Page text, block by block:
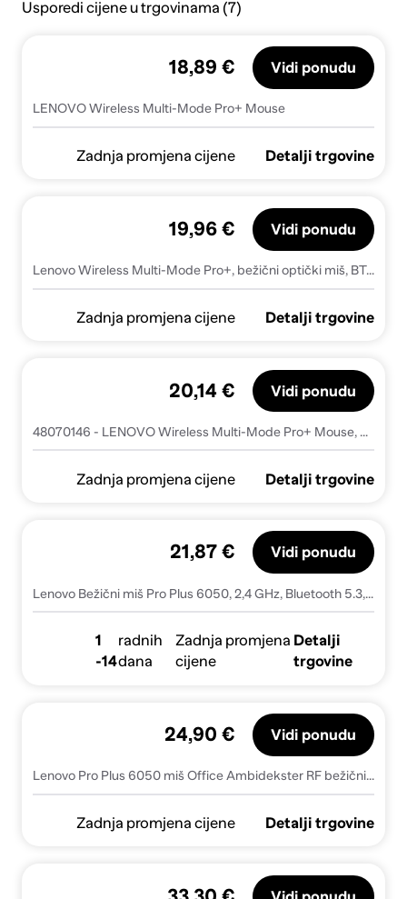
Usporedi cijene u trgovinama (7)
LENOVO Wireless Multi-Mode Pro+ Mouse
18,89 € Vidi ponudu
Zadnja promjena cijene Detalji trgovine
Lenovo Wireless Multi-Mode Pro+, bežični optički miš, BT, crni
19,96 € Vidi ponudu
Zadnja promjena cijene Detalji trgovine
48070146 - LENOVO Wireless Multi-Mode Pro+ Mouse, 4Y51S61876 - 4Y51S61876
20,14 € Vidi ponudu
Zadnja promjena cijene Detalji trgovine
Lenovo Bežični miš Pro Plus 6050, 2,4 GHz, Bluetooth 5.3, 4000 DPI, Eclipse crna (4Y51S61876)
21,87 € Vidi ponudu
1
-14
radnih
dana
Zadnja promjena
cijene
Detalji
trgovine
Lenovo Pro Plus 6050 miš Office Ambidekster RF bežični + Bluetooth Optički 2400 DPI
24,90 € Vidi ponudu
Zadnja promjena cijene Detalji trgovine